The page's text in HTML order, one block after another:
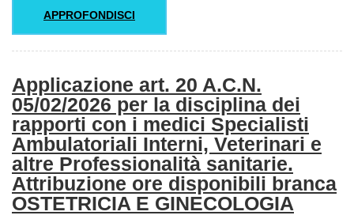
APPROFONDISCI
Applicazione art. 20 A.C.N.
05/02/2026 per la disciplina dei
rapporti con i medici Specialisti
Ambulatoriali Interni, Veterinari e
altre Professionalità sanitarie.
Attribuzione ore disponibili branca
OSTETRICIA E GINECOLOGIA